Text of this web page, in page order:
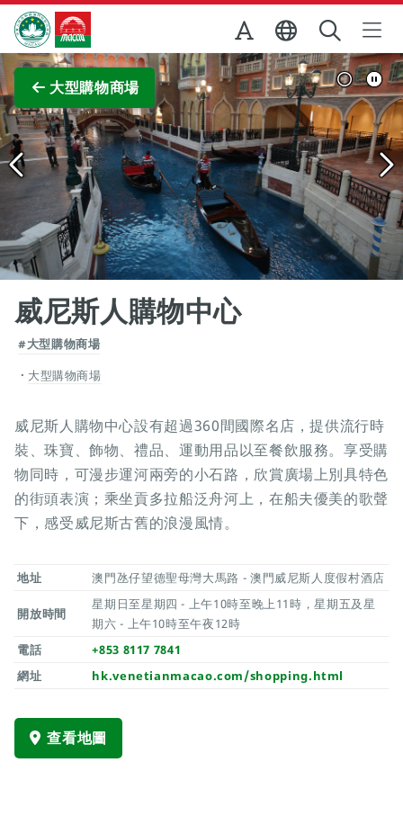
跳至主内容
澳門特別行政區政府旅遊局
大型購物商場
查看原圖
威尼斯人購物中心
#大型購物商場
大型購物商場
威尼斯人購物中心設有超過360間國際名店，提供流行時
裝、珠寶、飾物、禮品、運動用品以至餐飲服務。享受購
物同時，可漫步運河兩旁的小石路，欣賞廣場上別具特色
的街頭表演；乘坐貢多拉船泛舟河上，在船夫優美的歌聲
下，感受威尼斯古舊的浪漫風情。
地址 澳門氹仔望德聖母灣大馬路 - 澳門威尼斯人度假村酒店
開放時間
星期日至星期四 - 上午10時至晚上11時，星期五及星
期六 - 上午10時至午夜12時
電話
+853 8117 7841
網址
hk.venetianmacao.com/shopping.html
查看地圖